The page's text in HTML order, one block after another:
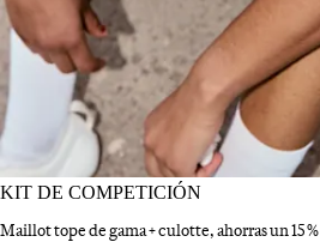
KIT DE COMPETICIÓN
Maillot tope de gama + culotte, ahorras un 15 %